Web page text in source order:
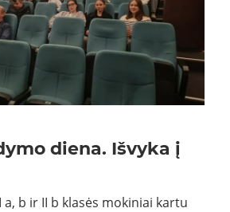
diena. Išvyka į
a, b ir II b klasės mokiniai kartu